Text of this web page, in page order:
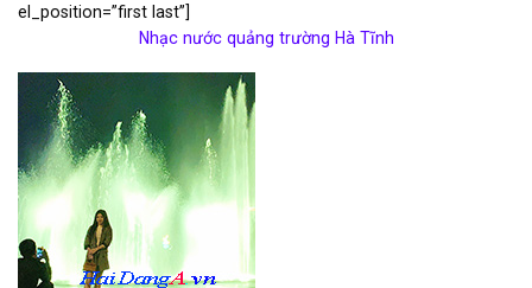
el_position=”first last”]
Nhạc nước quảng trường Hà Tĩnh